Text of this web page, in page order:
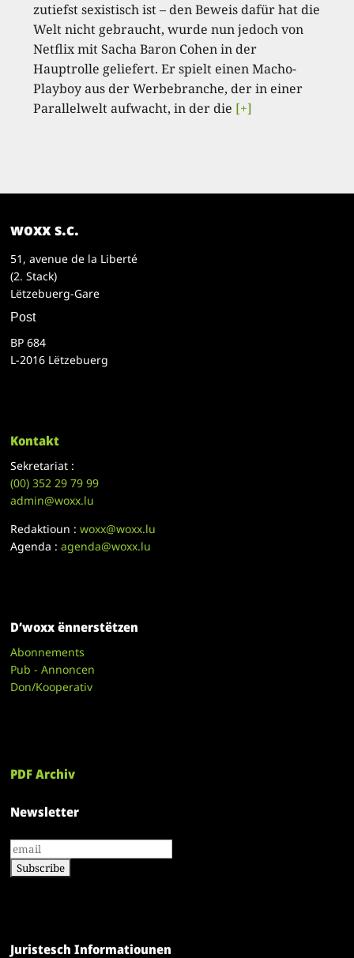
zutiefst sexistisch ist – den Beweis dafür hat die
Welt nicht gebraucht, wurde nun jedoch von
Netflix mit Sacha Baron Cohen in der
Hauptrolle geliefert. Er spielt einen Macho-
Playboy aus der Werbebranche, der in einer
Parallelwelt aufwacht, in der die [+]
woxx s.c.
51, avenue de la Liberté
(2. Stack)
Lëtzebuerg-Gare
Post
BP 684
L-2016 Lëtzebuerg
Kontakt
Sekretariat :
(00)352 29 79 99
admin@woxx.lu
Redaktioun :woxx@woxx.lu
Agenda :agenda@woxx.lu
D’woxx ënnerstëtzen
Abonnements
Pub - Annoncen
Don/Kooperativ
PDF Archiv
Newsletter
Juristesch Informatiounen